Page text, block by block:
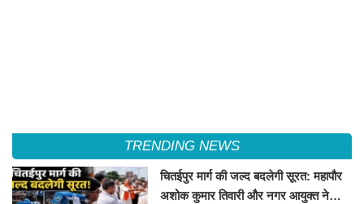
TRENDING NEWS
चितईपुर मार्ग की जल्द बदलेगी सूरत: महापौर
अशोक कुमार तिवारी और नगर आयुक्त ने